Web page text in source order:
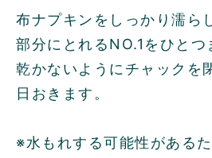
布ナプキンをしっかり濡ら
部分にとれるNO.1をひとつ
乾かないようにチャックを
日おきます。
※水もれする可能性がある